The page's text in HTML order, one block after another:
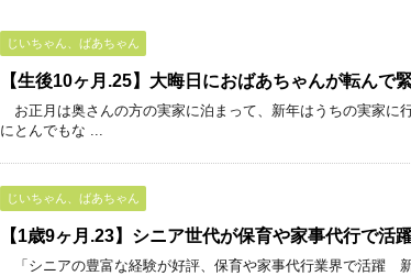
じいちゃん、ばあちゃん
【生後10ヶ月.25】大晦日におばあちゃんが転んで
お正月は奥さんの方の実家に泊まって、新年はうちの実家に
にとんでもな ...
じいちゃん、ばあちゃん
【1歳9ヶ月.23】シニア世代が保育や家事代行で活
「シニアの豊富な経験が好評、保育や家事代行業界で活躍